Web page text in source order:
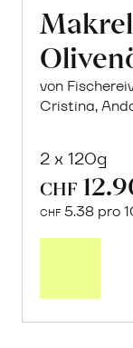
von
Cristina,
2 x 120g
CHF
CHF 5.38 pro